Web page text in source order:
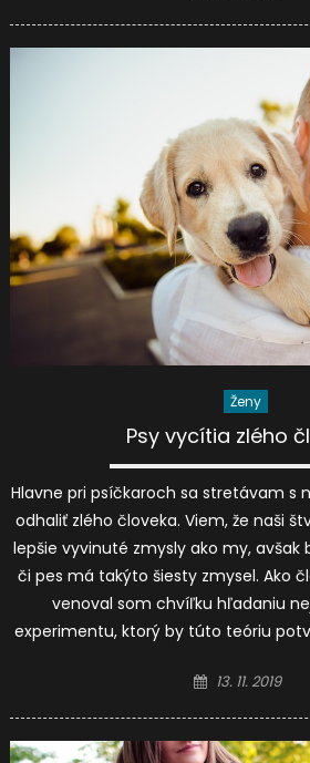
Ženy
Psy vycítia zlého
Hlavne pri psíčkaroch sa stretávam s
odhaliť zlého človeka. Viem, že naši
lepšie vyvinuté zmysly ako my,
či pes má takýto šiesty zmysel. Ako
venoval som chvíľku hľadaniu
experimentu, ktorý by túto teóriu
Posted
13. 11. 2019